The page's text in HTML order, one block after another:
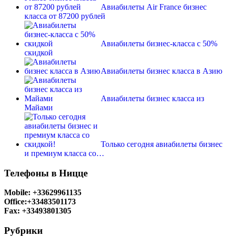
Авиабилеты Air France бизнес
класса от 87200 рублей
Авиабилеты бизнес-класса с 50%
скидкой
Авиабилеты бизнес класса в Азию
Авиабилеты бизнес класса из
Майами
Только сегодня авиабилеты бизнес
и премиум класса со…
Телефоны в Ницце
Mobile: +33629961135
Office:+33483501173
Fax: +33493801305
Рубрики